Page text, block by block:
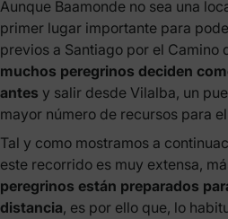
Aunque Baamonde no sea una
primer lugar importante para
previos a Santiago por el Camino
muchos peregrinos deciden
antes y salir desde Vilalba, un
mayor número de recursos para
Tal y como mostramos a
este recorrido es muy extensa,
peregrinos están preparados
distancia, es por ello que, lo